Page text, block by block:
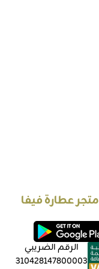
عطارة فيفا
الرقم الضريبي
310428147800003